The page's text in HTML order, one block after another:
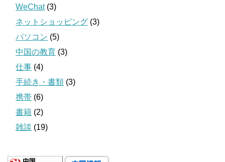
WeChat(3)
ネットショッピング (3)
パソコン (5)
中国の教育 (3)
仕事 (4)
手続き・書類 (3)
携帯 (6)
書籍 (2)
雑談 (19)